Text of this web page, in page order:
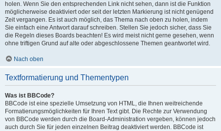
holen. Wenn Sie den entsprechenden Link nicht sehen, dann ist die Funktion
möglicherweise deaktiviert oder seit der letzten Markierung ist nicht genügend
Zeit vergangen. Es ist auch möglich, das Thema nach oben zu holen, indem
Sie einfach eine Antwort darauf schreiben. Stellen Sie jedoch sicher, dass Sie
die Regeln dieses Boards beachten! Es wird meist nicht gerne gesehen, wenn
ohne triftigen Grund auf alte oder abgeschlossene Themen geantwortet wird.
Nach oben
Textformatierung und Thementypen
Was ist BBCode?
BBCode ist eine spezielle Umsetzung von HTML, die Ihnen weitreichende
Formatierungsmöglichkeiten für Ihren Text gibt. Die Rechte zur Verwendung
von BBCode werden durch die Board-Administration vergeben, können jedoch
auch durch Sie für jeden einzelnen Beitrag deaktiviert werden. BBCode ist